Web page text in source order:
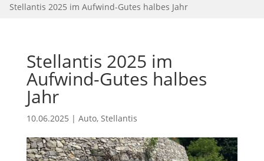
Stellantis 2025 im Aufwind-Gutes halbes Jahr
Stellantis 2025 im
Aufwind-Gutes halbes
Jahr
10.06.2025 | Auto, Stellantis